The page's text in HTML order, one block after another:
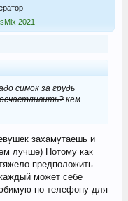
2021
симок за грудь
кем
захамутаешь и
лучше) Потому как
предположить
может себе
по телефону для